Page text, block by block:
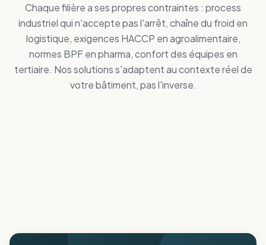
Chaque filière a ses propres contraintes : process
industriel qui n'accepte pas l'arrêt, chaîne du froid en
logistique, exigences HACCP en agroalimentaire,
normes BPF en pharma, confort des équipes en
tertiaire. Nos solutions s'adaptent au contexte réel de
votre bâtiment, pas l'inverse.
Tertiaire